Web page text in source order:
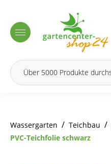
Wassergarten / Teichbau /
PVC-Teichfolie schwarz